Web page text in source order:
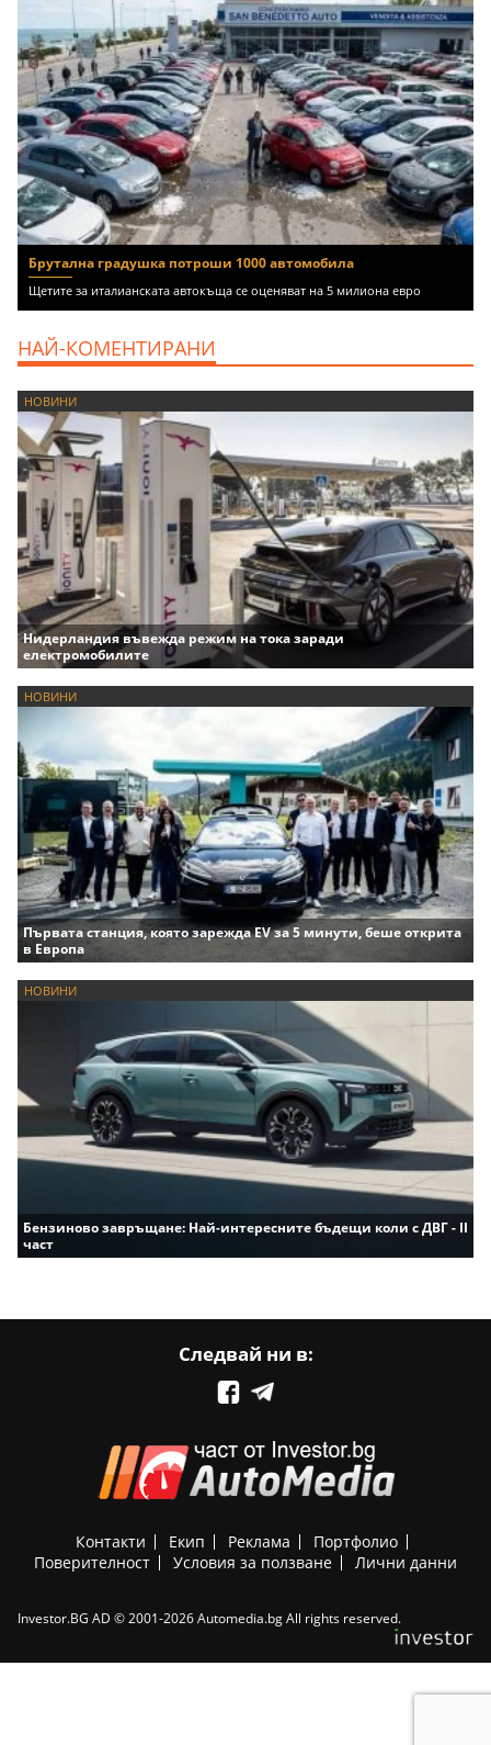
Брутална градушка потроши 1000 автомобила
Щетите за италианската автокъща се оценяват на 5 милиона евро
НАЙ-КОМЕНТИРАНИ
НОВИНИ
Нидерландия въвежда режим на тока заради
електромобилите
НОВИНИ
Първата станция, която зарежда EV за 5 минути, беше открита
в Европа
НОВИНИ
Бензиново завръщане: Най-интересните бъдещи коли с ДВГ - II
част
Следвай ни в:
Контакти Екип Реклама
Портфолио
Поверителност
Условия за ползване Лични данни
Investor.BG AD © 2001-2026 Automedia.bg All rights reserved.